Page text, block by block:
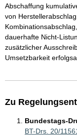
Abschaffung
von
dauerhafte Nicht-
zusätzlicher
Umsetzbarkeit
Zu
Bundestags-
BT-Drs. 20/